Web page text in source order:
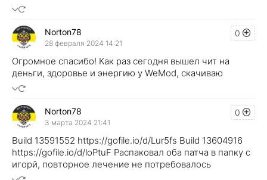
0
Norton78
28 февраля 2024 14:21
Огромное спасибо! Как раз сегодня вышел чит на
деньги, здоровье и энергию у WeMod, скачиваю
0
Norton78
3 марта 2024 21:41
Build 13591552 https://gofile.io/d/Lur5fs Build 13604916
https://gofile.io/d/loPtuF Распаковал оба патча в папку с
игорй, повторное лечение не потребовалось